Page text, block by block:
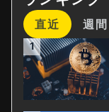
直近 週間
1